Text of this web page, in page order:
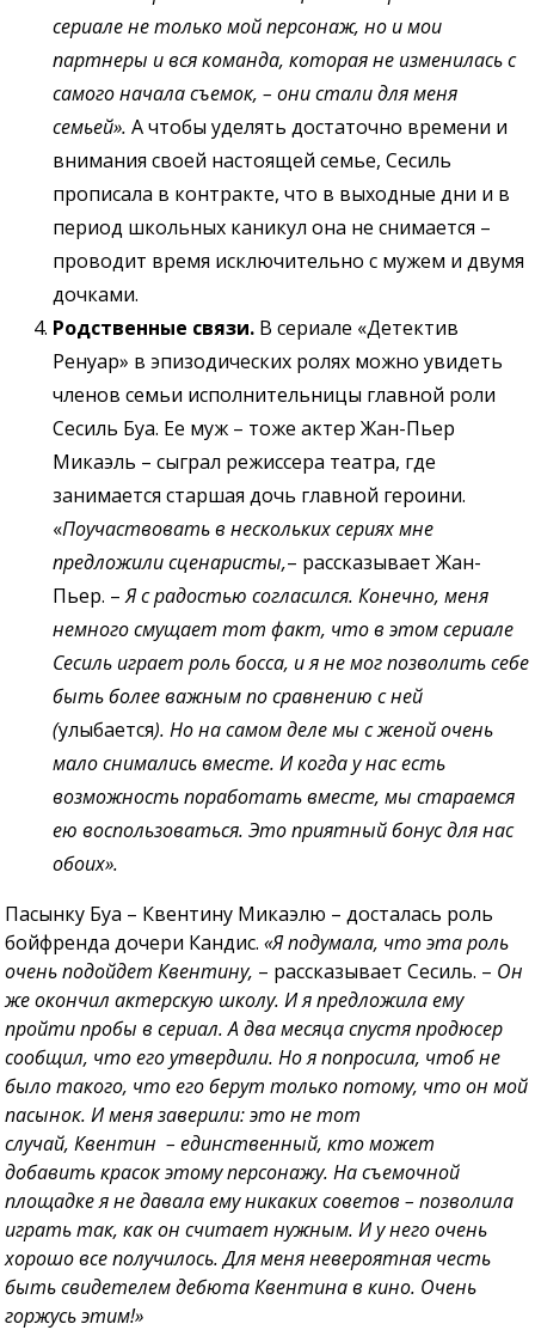
сериале не только мой персонаж, но и мои
партнеры и вся команда, которая не изменилась с
самого начала съемок, – они стали для меня
семьей». А чтобы уделять достаточно времени и
внимания своей настоящей семье, Сесиль
прописала в контракте, что в выходные дни и в
период школьных каникул она не снимается –
проводит время исключительно с мужем и двумя
дочками.
Родственные связи. В сериале «Детектив
Ренуар» в эпизодических ролях можно увидеть
членов семьи исполнительницы главной роли
Сесиль Буа. Ее муж – тоже актер Жан-Пьер
Микаэль – сыграл режиссера театра, где
занимается старшая дочь главной героини.
«Поучаствовать в нескольких сериях мне
предложили сценаристы,– рассказывает Жан-
Пьер. –Я с радостью согласился. Конечно, меня
немного смущает тот факт, что в этом сериале
Сесиль играет роль босса, и я не мог позволить себе
быть более важным по сравнению с ней
(улыбается). Но на самом деле мы с женой очень
мало снимались вместе. И когда у нас есть
возможность поработать вместе, мы стараемся
ею воспользоваться. Это приятный бонус для нас
обоих».
Пасынку Буа – Квентину Микаэлю – досталась роль
бойфренда дочери Кандис.«Я подумала, что эта роль
очень подойдет Квентину, – рассказывает Сесиль. – Он
же окончил актерскую школу. И я предложила ему
пройти пробы в сериал. А два месяца спустя продюсер
сообщил, что его утвердили. Но я попросила, чтоб не
было такого, что его берут только потому, что он мой
пасынок. И меня заверили: это не тот
случай, Квентин – единственный, кто может
добавить красок этому персонажу. На съемочной
площадке я не давала ему никаких советов – позволила
играть так, как он считает нужным. И у него очень
хорошо все получилось. Для меня невероятная честь
быть свидетелем дебюта Квентина в кино. Очень
горжусь этим!»